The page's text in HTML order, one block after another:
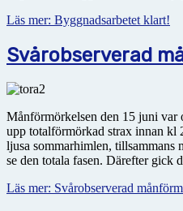
Läs mer: Byggnadsarbetet klart!
Svårobserverad
Månförmörkelsen den 15 juni
upp totalförmörkad strax innan kl
ljusa sommarhimlen, tillsammans
se den totala fasen. Därefter gick
Läs mer: Svårobserverad